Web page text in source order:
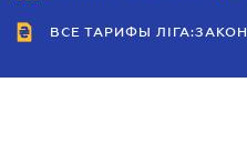
ВСЕ ТАРИФЫ ЛІГА:ЗАКОН